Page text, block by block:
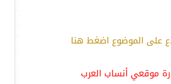
على الموضوع اضغط هنا
موقعي أنساب العرب